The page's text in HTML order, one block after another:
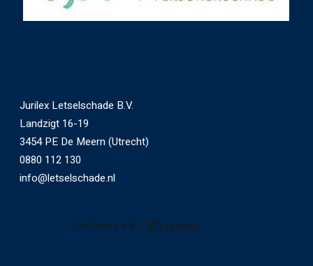
Jurilex Letselschade B.V.
Landzigt 16-19
3454 PE De Meern (Utrecht)
0880 112 130
info@letselschade.nl